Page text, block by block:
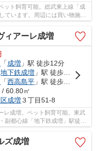
ット飼育可能。総武東上線「成
います。周辺には買い物施設
整って...
ィアーレ成増
「成増 」駅 徒歩12分
地下鉄成増 」駅 徒歩13分
「西高島平 」駅 徒歩24分
60.80㎡
成増３丁目51-8
レ成増。ペット飼育可能。東武
副都心線「地下鉄成増」駅徒歩
パーあ...
ズ成増